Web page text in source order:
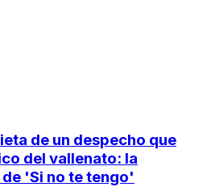
de un despecho que
del vallenato: la
'Si no te tengo'